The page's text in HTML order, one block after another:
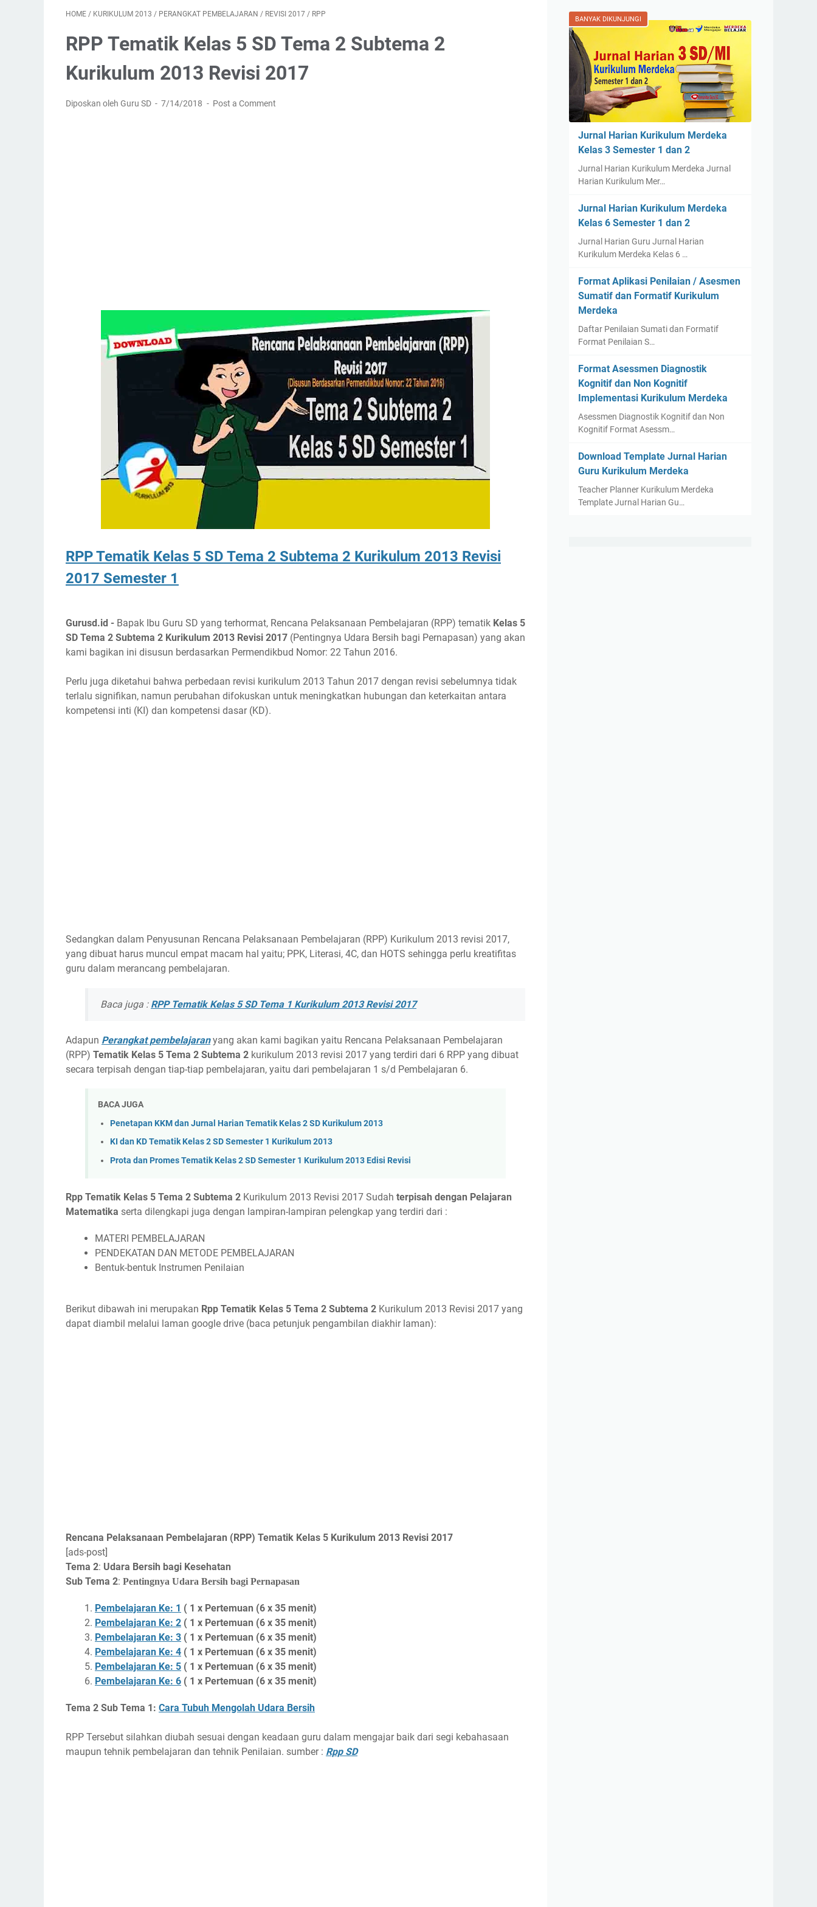
HOME / KURIKULUM 2013 / PERANGKAT PEMBELAJARAN / REVISI 2017 / RPP
RPP Tematik Kelas 5 SD Tema 2 Subtema 2
Kurikulum 2013 Revisi 2017
Diposkan oleh Guru SD 7/14/2018 Post a Comment
RPP Tematik Kelas 5 SD Tema 2 Subtema 2 Kurikulum 2013 Revisi
2017 Semester 1
Gurusd.id - Bapak Ibu Guru SD yang terhormat, Rencana Pelaksanaan Pembelajaran (RPP) tematik Kelas 5
SD Tema 2 Subtema 2 Kurikulum 2013 Revisi 2017 (Pentingnya Udara Bersih bagi Pernapasan) yang akan
kami bagikan ini disusun berdasarkan Permendikbud Nomor: 22 Tahun 2016.
Perlu juga diketahui bahwa perbedaan revisi kurikulum 2013 Tahun 2017 dengan revisi sebelumnya tidak
terlalu signifikan, namun perubahan difokuskan untuk meningkatkan hubungan dan keterkaitan antara
kompetensi inti (KI) dan kompetensi dasar (KD).
Sedangkan dalam Penyusunan Rencana Pelaksanaan Pembelajaran (RPP) Kurikulum 2013 revisi 2017,
yang dibuat harus muncul empat macam hal yaitu; PPK, Literasi, 4C, dan HOTS sehingga perlu kreatifitas
guru dalam merancang pembelajaran.
Baca juga : RPP Tematik Kelas 5 SD Tema 1 Kurikulum 2013 Revisi 2017
Adapun Perangkat pembelajaranyang akan kami bagikan yaitu Rencana Pelaksanaan Pembelajaran
(RPP) Tematik Kelas 5 Tema 2 Subtema 2 kurikulum 2013 revisi 2017 yang terdiri dari 6 RPP yang dibuat
secara terpisah dengan tiap-tiap pembelajaran, yaitu dari pembelajaran 1 s/d Pembelajaran 6.
BACA JUGA
Penetapan KKM dan Jurnal Harian Tematik Kelas 2 SD Kurikulum 2013
KI dan KD Tematik Kelas 2 SD Semester 1 Kurikulum 2013
Prota dan Promes Tematik Kelas 2 SD Semester 1 Kurikulum 2013 Edisi Revisi
Rpp Tematik Kelas 5 Tema 2 Subtema 2 Kurikulum 2013 Revisi 2017 Sudah terpisah dengan Pelajaran
Matematika serta dilengkapi juga dengan lampiran-lampiran pelengkap yang terdiri dari :
MATERI PEMBELAJARAN
PENDEKATAN DAN METODE PEMBELAJARAN
Bentuk-bentuk Instrumen Penilaian
Berikut dibawah ini merupakan Rpp Tematik Kelas 5 Tema 2 Subtema 2 Kurikulum 2013 Revisi 2017 yang
dapat diambil melalui laman google drive (baca petunjuk pengambilan diakhir laman):
Rencana Pelaksanaan Pembelajaran (RPP) Tematik Kelas 5 Kurikulum 2013 Revisi 2017
[ads-post]
Tema 2: Udara Bersih bagi Kesehatan
Sub Tema 2: Pentingnya Udara Bersih bagi Pernapasan
Pembelajaran Ke: 1 ( 1 x Pertemuan (6 x 35 menit)
Pembelajaran Ke: 2 ( 1 x Pertemuan (6 x 35 menit)
Pembelajaran Ke: 3 ( 1 x Pertemuan (6 x 35 menit)
Pembelajaran Ke: 4 ( 1 x Pertemuan (6 x 35 menit)
Pembelajaran Ke: 5 ( 1 x Pertemuan (6 x 35 menit)
Pembelajaran Ke: 6 ( 1 x Pertemuan (6 x 35 menit)
Tema 2 Sub Tema 1: Cara Tubuh Mengolah Udara Bersih
RPP Tersebut silahkan diubah sesuai dengan keadaan guru dalam mengajar baik dari segi kebahasaan
maupun tehnik pembelajaran dan tehnik Penilaian. sumber : Rpp SD
BANYAK DIKUNJUNGI
Jurnal Harian Kurikulum Merdeka
Kelas 3 Semester 1 dan 2
Jurnal Harian Kurikulum Merdeka Jurnal
Harian Kurikulum Mer…
Jurnal Harian Kurikulum Merdeka
Kelas 6 Semester 1 dan 2
Jurnal Harian Guru Jurnal Harian
Kurikulum Merdeka Kelas 6 …
Format Aplikasi Penilaian / Asesmen
Sumatif dan Formatif Kurikulum
Merdeka
Daftar Penilaian Sumati dan Formatif
Format Penilaian S…
Format Asessmen Diagnostik
Kognitif dan Non Kognitif
Implementasi Kurikulum Merdeka
Asessmen Diagnostik Kognitif dan Non
Kognitif Format Asessm…
Download Template Jurnal Harian
Guru Kurikulum Merdeka
Teacher Planner Kurikulum Merdeka
Template Jurnal Harian Gu…